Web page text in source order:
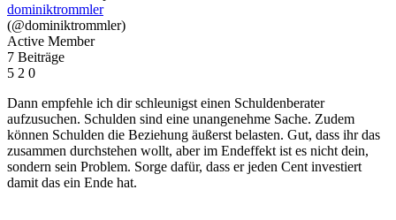
dominiktrommler
(@dominiktrommler)
Active Member
7 Beiträge
5 2 0
Dann empfehle ich dir schleunigst einen Schuldenberater
aufzusuchen. Schulden sind eine unangenehme Sache. Zudem
können Schulden die Beziehung äußerst belasten. Gut, dass ihr das
zusammen durchstehen wollt, aber im Endeffekt ist es nicht dein,
sondern sein Problem. Sorge dafür, dass er jeden Cent investiert
damit das ein Ende hat.